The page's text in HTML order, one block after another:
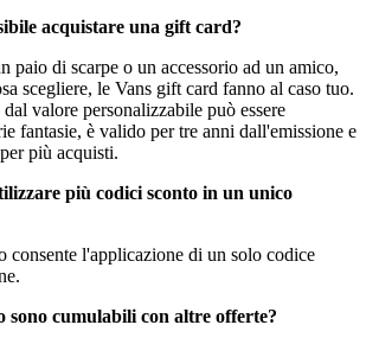
acquistare una gift card?
paio di scarpe o un accessorio ad un amico,
scegliere, le Vans gift card fanno al caso tuo.
valore personalizzabile può essere
fantasie, è valido per tre anni dall'emissione e
più acquisti.
più codici sconto in un unico
consente l'applicazione di un solo codice
sono cumulabili con altre offerte?